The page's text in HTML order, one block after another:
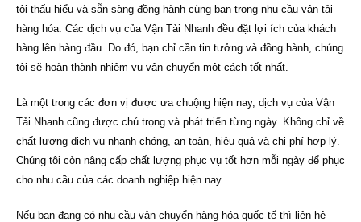
tôi thấu hiểu và sẵn sàng đồng hành cùng bạn trong nhu cầu vận tải
hàng hóa. Các dịch vụ của Vận Tải Nhanh đều đặt lợi ích của khách
hàng lên hàng đầu. Do đó, bạn chỉ cần tin tưởng và đồng hành, chúng
tôi sẽ hoàn thành nhiệm vụ vận chuyển một cách tốt nhất.
Là một trong các đơn vị được ưa chuộng hiện nay, dịch vụ của Vận
Tải Nhanh cũng được chú trọng và phát triển từng ngày. Không chỉ về
chất lượng dịch vụ nhanh chóng, an toàn, hiệu quả và chi phí hợp lý.
Chúng tôi còn nâng cấp chất lượng phục vụ tốt hơn mỗi ngày để phục
cho nhu cầu của các doanh nghiệp hiện nay
Nếu bạn đang có nhu cầu vận chuyển hàng hóa quốc tế thì liên hệ